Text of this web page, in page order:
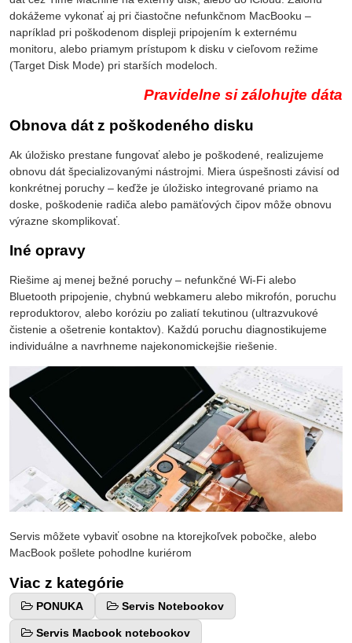
dokážeme vykonať aj pri čiastočne nefunkčnom MacBooku –
napríklad pri poškodenom displeji pripojením k externému
monitoru, alebo priamym prístupom k disku v cieľovom režime
(Target Disk Mode) pri starších modeloch.
Pravidelne si zálohujte dáta
Obnova dát z poškodeného disku
Ak úložisko prestane fungovať alebo je poškodené, realizujeme
obnovu dát špecializovanými nástrojmi. Miera úspešnosti závisí od
konkrétnej poruchy – keďže je úložisko integrované priamo na
doske, poškodenie radiča alebo pamäťových čipov môže obnovu
výrazne skomplikovať.
Iné opravy
Riešime aj menej bežné poruchy – nefunkčné Wi-Fi alebo
Bluetooth pripojenie, chybnú webkameru alebo mikrofón, poruchu
reproduktorov, alebo koróziu po zaliatí tekutinou (ultrazvukové
čistenie a ošetrenie kontaktov). Každú poruchu diagnostikujeme
individuálne a navrhneme najekonomickejšie riešenie.
Servis môžete vybaviť osobne na ktorejkoľvek pobočke, alebo
MacBook pošlete pohodlne kuriérom
Viac z kategórie
PONUKA Servis Notebookov
Servis Macbook notebookov